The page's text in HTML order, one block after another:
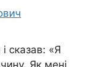
сказав: «Я
Як мені